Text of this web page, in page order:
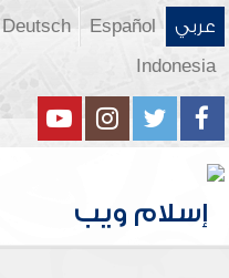
عربي Español
Deutsch
Indonesia